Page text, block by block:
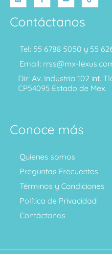
Contáctanos
Tel: 55 6788 5050 y 55
Email: rrss@mx-
Dir: Av. Industria 102 int.
CP54095 Estado de Mex.
Conoce más
Quienes somos
Preguntas Frecuentes
Términos y Condiciones
Política de Privacidad
Contáctanos